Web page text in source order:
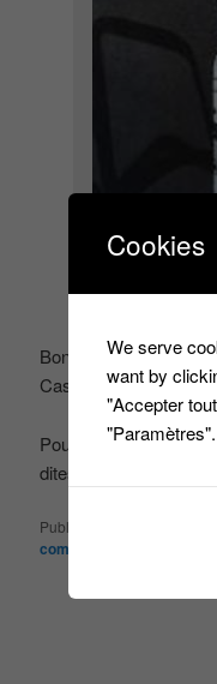
Bonne nouvelle pour
Casting sur Toulouse
Pour vous inscrire 01
dites que vous venez
Publié dans
commentaire
Cookies
We serve
want by
"Accepter
"Paramètres".